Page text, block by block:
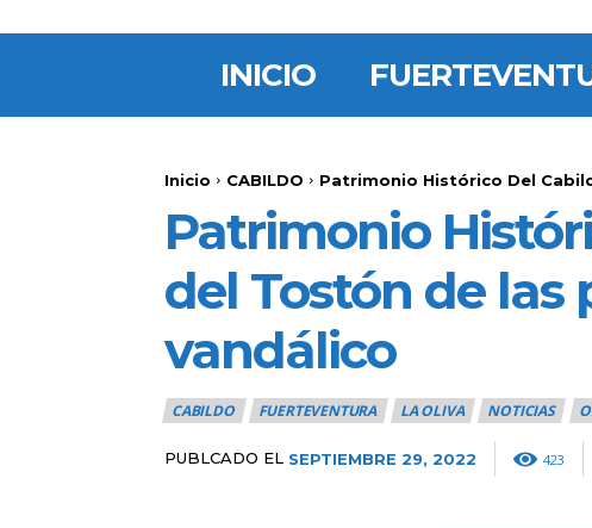
INICIO
Inicio CABILDO Patrimonio Histórico Del
Patrimonio
del Tostón de
vandálico
CABILDO FUERTEVENTURA LA OLIVA NOTICIAS
PUBLCADO EL SEPTIEMBRE 29, 2022 423